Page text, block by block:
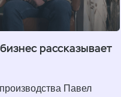
рассказывает
Павел